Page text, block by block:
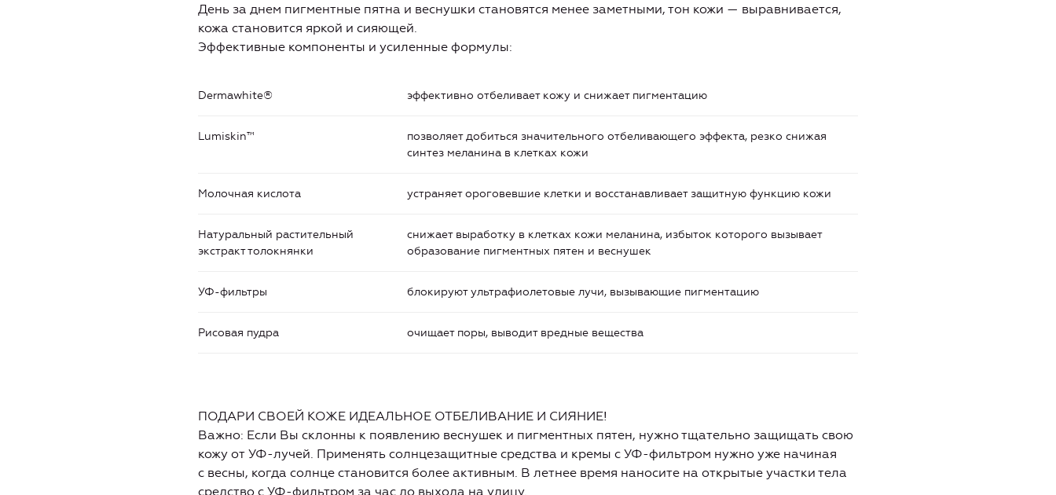
День за днем пигментные пятна и веснушки становятся менее заметными, тон кожи — выравнивается,
кожа становится яркой и сияющей.
Эффективные компоненты и усиленные формулы:
Dermawhite® эффективно отбеливает кожу и снижает пигментацию
Lumiskin™
позволяет добиться значительного отбеливающего эффекта, резко снижая
синтез меланина в клетках кожи
Молочная кислота устраняет ороговевшие клетки и восстанавливает защитную функцию кожи
Натуральный растительный
экстракт толокнянки
снижает выработку в клетках кожи меланина, избыток которого вызывает
образование пигментных пятен и веснушек
УФ-фильтры блокируют ультрафиолетовые лучи, вызывающие пигментацию
Рисовая пудра очищает поры, выводит вредные вещества
ПОДАРИ СВОЕЙ КОЖЕ ИДЕАЛЬНОЕ ОТБЕЛИВАНИЕ И СИЯНИЕ!
Важно: Если Вы склонны к появлению веснушек и пигментных пятен, нужно тщательно защищать свою
кожу от УФ-лучей. Применять солнцезащитные средства и кремы с УФ-фильтром нужно уже начиная
с весны, когда солнце становится более активным. В летнее время наносите на открытые участки тела
средство с УФ-фильтром за час до выхода на улицу.